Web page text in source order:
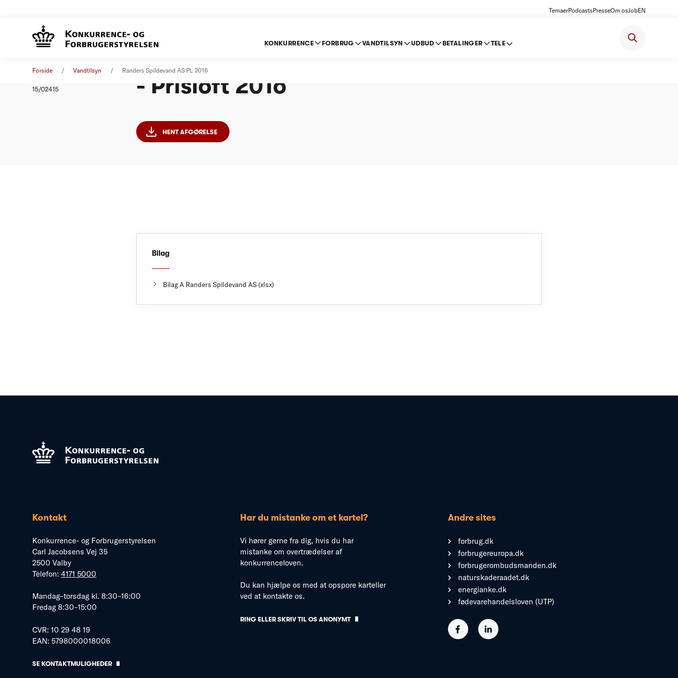
TemaerPodcastsPresseOm osJobEN
KONKURRENCE FORBRUG VANDTILSYN UDBUD BETALINGER TELE
Forside Vandtilsyn Randers Spildevand AS PL 2016
15/02415
- Prisloft 2016
HENT AFGØRELSE
Bilag
Bilag A Randers Spildevand AS (xlsx)
Kontakt
Konkurrence- og Forbrugerstyrelsen
Carl Jacobsens Vej 35
2500 Valby
Telefon: 4171 5000
Mandag–torsdag kl. 8:30–16:00
Fredag 8:30–15:00
CVR: 10 29 48 19
EAN: 5798000018006
SE KONTAKTMULIGHEDER
Har du mistanke om et kartel?
Vi hører gerne fra dig, hvis du har
mistanke om overtrædelser af
konkurrenceloven.
Du kan hjælpe os med at opspore karteller
ved at kontakte os.
RING ELLER SKRIV TIL OS ANONYMT
Andre sites
forbrug.dk
forbrugereuropa.dk
forbrugerombudsmanden.dk
naturskaderaadet.dk
energianke.dk
fødevarehandelsloven (UTP)